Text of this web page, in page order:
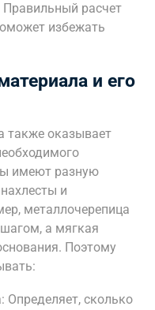
расчет
избежать
и его
также оказывает
имеют разную
и
металлочерепица
а мягкая
Поэтому
Определяет, сколько